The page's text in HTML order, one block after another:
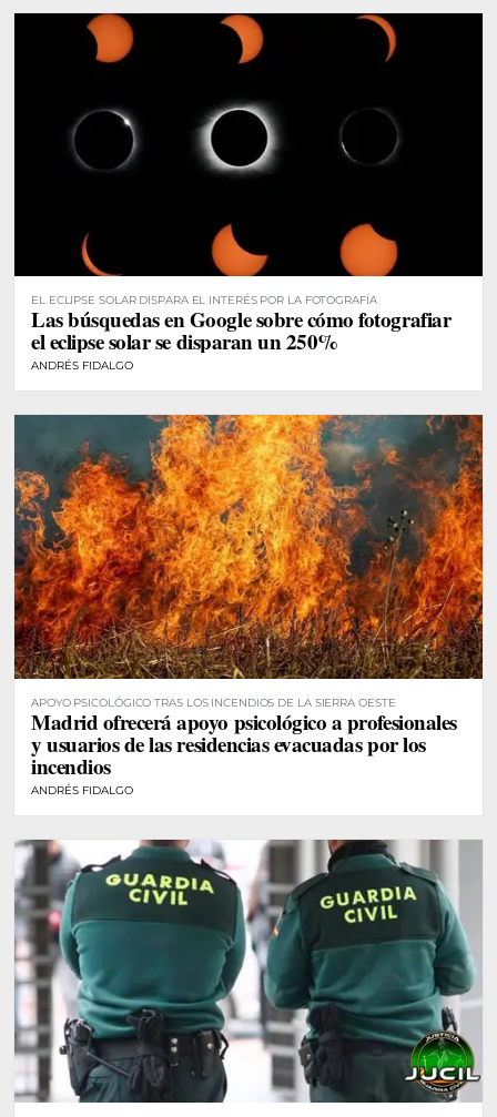
EL ECLIPSE SOLAR DISPARA EL INTERÉS POR LA FOTOGRAFÍA
Las búsquedas en Google sobre cómo fotografiar
el eclipse solar se disparan un 250%
ANDRÉS FIDALGO
APOYO PSICOLÓGICO TRAS LOS INCENDIOS DE LA SIERRA OESTE
Madrid ofrecerá apoyo psicológico a profesionales
y usuarios de las residencias evacuadas por los
incendios
ANDRÉS FIDALGO